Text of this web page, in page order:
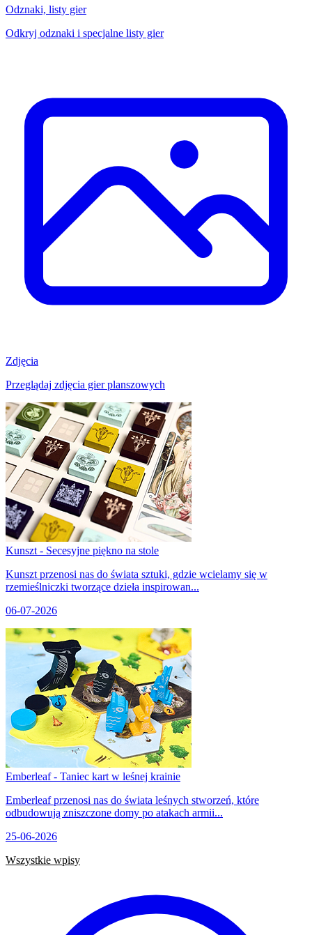
Odznaki, listy gier
Odkryj odznaki i specjalne listy gier
Zdjęcia
Przeglądaj zdjęcia gier planszowych
Kunszt - Secesyjne piękno na stole
Kunszt przenosi nas do świata sztuki, gdzie wcielamy się w
rzemieślniczki tworzące dzieła inspirowan...
06-07-2026
Emberleaf - Taniec kart w leśnej krainie
Emberleaf przenosi nas do świata leśnych stworzeń, które
odbudowują zniszczone domy po atakach armii...
25-06-2026
Wszystkie wpisy